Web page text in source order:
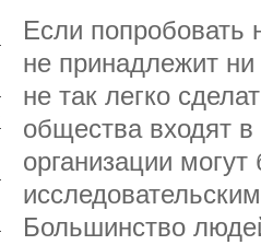
Если попробовать
не принадлежит
не так легко
общества входят в
организации
Большинство